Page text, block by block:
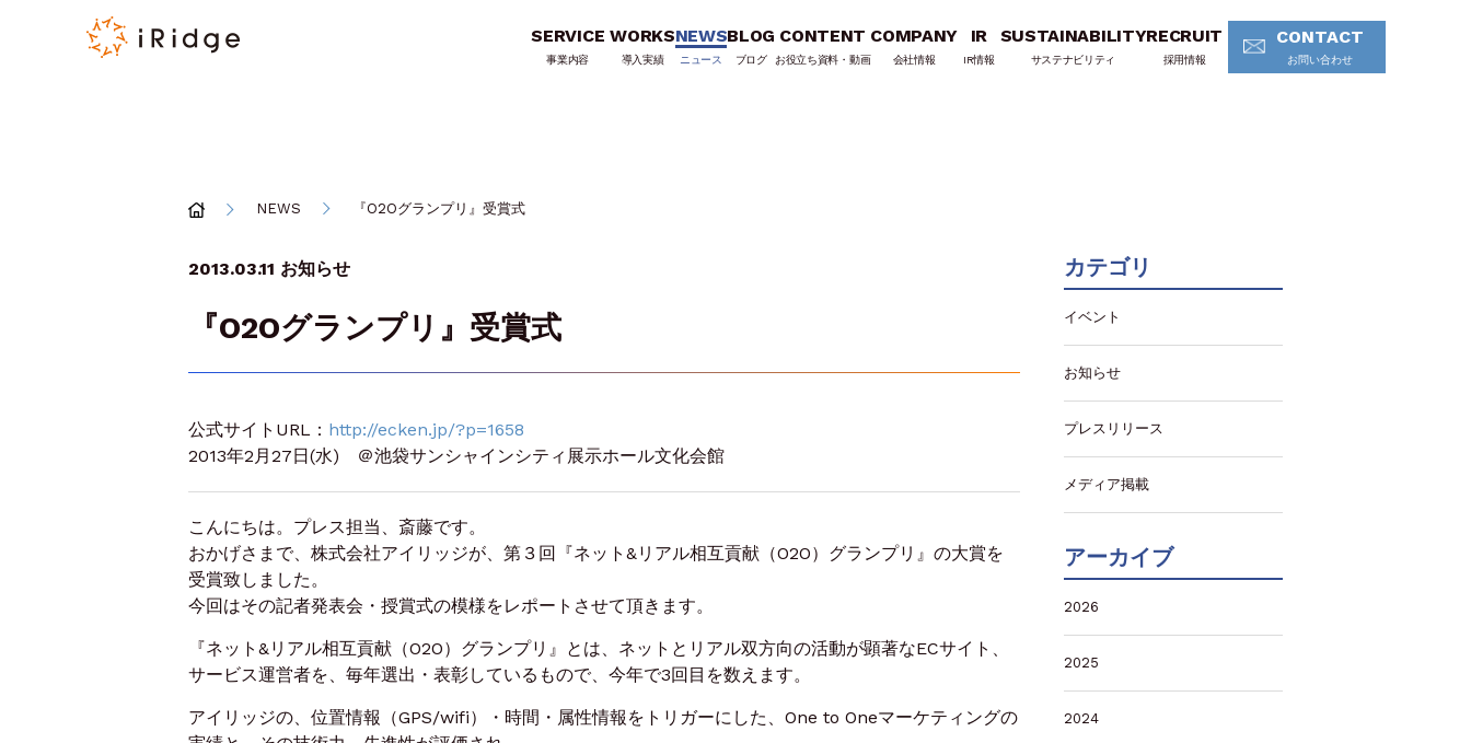
SERVICE
事業内容
WORKS
導入実績
NEWS
ニュース
BLOG
ブログ
CONTENT
お役立ち資料・動画
COMPANY
会社情報
IR
IR情報
SUSTAINABILITY
サステナビリティ
RECRUIT
採用情報
CONTACT
お問い合わせ
NEWS 『O2Oグランプリ』受賞式
2013.03.11 お知らせ
『O2Oグランプリ』受賞式
公式サイトURL： http://ecken.jp/?p=1658
2013年2月27日(水) ＠池袋サンシャインシティ展示ホール文化会館
こんにちは。プレス担当、斎藤です。
おかげさまで、株式会社アイリッジが、第３回『ネット&リアル相互貢献（O2O）グランプリ』の大賞を
受賞致しました。
今回はその記者発表会・授賞式の模様をレポートさせて頂きます。
『ネット&リアル相互貢献（O2O）グランプリ』とは、ネットとリアル双方向の活動が顕著なECサイト、
サービス運営者を、毎年選出・表彰しているもので、今年で3回目を数えます。
アイリッジの、位置情報（GPS/wifi）・時間・属性情報をトリガーにした、One to Oneマーケティングの
カテゴリ
イベント
お知らせ
プレスリリース
メディア掲載
アーカイブ
2026
2025
2024